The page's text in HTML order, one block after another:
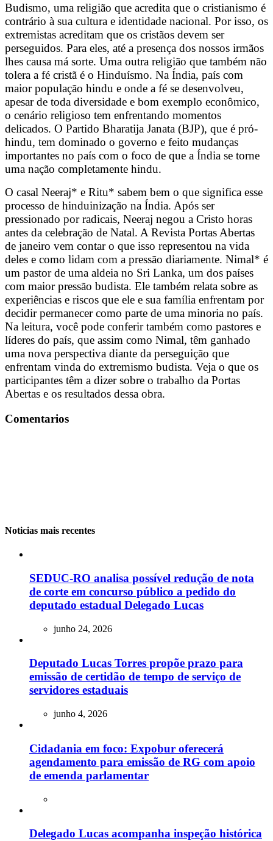
Budismo, uma religião que acredita que o cristianismo é
contrário à sua cultura e identidade nacional. Por isso, os
extremistas acreditam que os cristãos devem ser
perseguidos. Para eles, até a presença dos nossos irmãos
lhes causa má sorte. Uma outra religião que também não
tolera a fé cristã é o Hinduísmo. Na Índia, país com
maior população hindu e onde a fé se desenvolveu,
apesar de toda diversidade e bom exemplo econômico,
o cenário religioso tem enfrentando momentos
delicados. O Partido Bharatija Janata (BJP), que é pró-
hindu, tem dominado o governo e feito mudanças
importantes no país com o foco de que a Índia se torne
uma nação completamente hindu.
O casal Neeraj* e Ritu* sabem bem o que significa esse
processo de hinduinização na Índia. Após ser
pressionado por radicais, Neeraj negou a Cristo horas
antes da celebração de Natal. A Revista Portas Abertas
de janeiro vem contar o que isso representou na vida
deles e como lidam com a pressão diariamente. Nimal* é
um pastor de uma aldeia no Sri Lanka, um dos países
com maior pressão budista. Ele também relata sobre as
experiências e riscos que ele e sua família enfrentam por
decidir permanecer como parte de uma minoria no país.
Na leitura, você pode conferir também como pastores e
líderes do país, que assim como Nimal, têm ganhado
uma nova perspectiva diante da perseguição que
enfrentam vinda do extremismo budista. Veja o que os
participantes têm a dizer sobre o trabalho da Portas
Abertas e os resultados dessa obra.
Comentarios
Noticias mais recentes
SEDUC-RO analisa possível redução de nota
de corte em concurso público a pedido do
deputado estadual Delegado Lucas
junho 24, 2026
Deputado Lucas Torres propõe prazo para
emissão de certidão de tempo de serviço de
servidores estaduais
junho 4, 2026
Cidadania em foco: Expobur oferecerá
agendamento para emissão de RG com apoio
de emenda parlamentar
Delegado Lucas acompanha inspeção histórica